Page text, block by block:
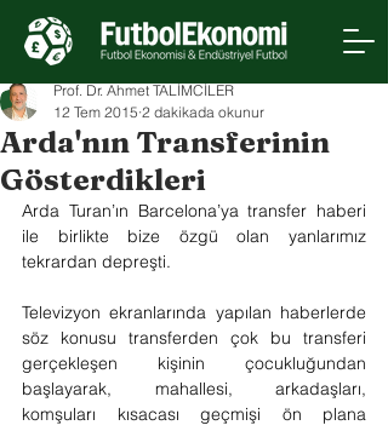
Arda'nın Transferinin
Gösterdikleri
Prof. Dr. Ahmet TALİMCİLER
12 Tem 2015 2 dakikada okunur
Arda Turan’ın Barcelona’ya transfer haberi
ile birlikte bize özgü olan yanlarımız
tekrardan depreşti.
Televizyon ekranlarında yapılan haberlerde
söz konusu transferden çok bu transferi
gerçekleşen kişinin çocukluğundan
başlayarak, mahallesi, arkadaşları,
komşuları kısacası geçmişi ön plana